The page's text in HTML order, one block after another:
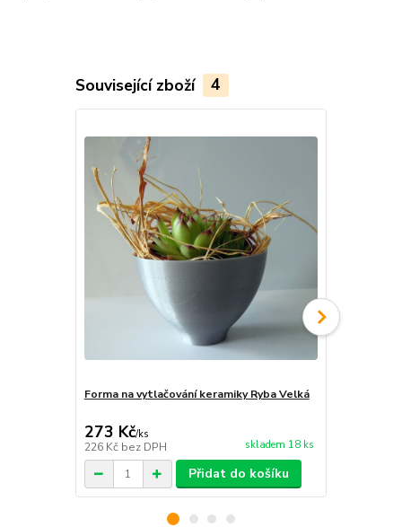
Související zboží 4
Forma na vytlačování keramiky Ryba Velká
273 Kč/ks
226 Kč bez DPH skladem 18 ks
Přidat do košíku